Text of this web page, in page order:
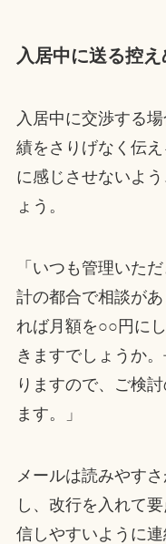
入居中に送る控
入居中に交渉する
績をさりげなく伝
に感じさせないよ
ょう。
「いつも管理いた
計の都合で相談が
れば月額を○○円に
きますでしょうか
りますので、ご検
ます。」
メールは読みやす
し、改行を入れて
信しやすいように